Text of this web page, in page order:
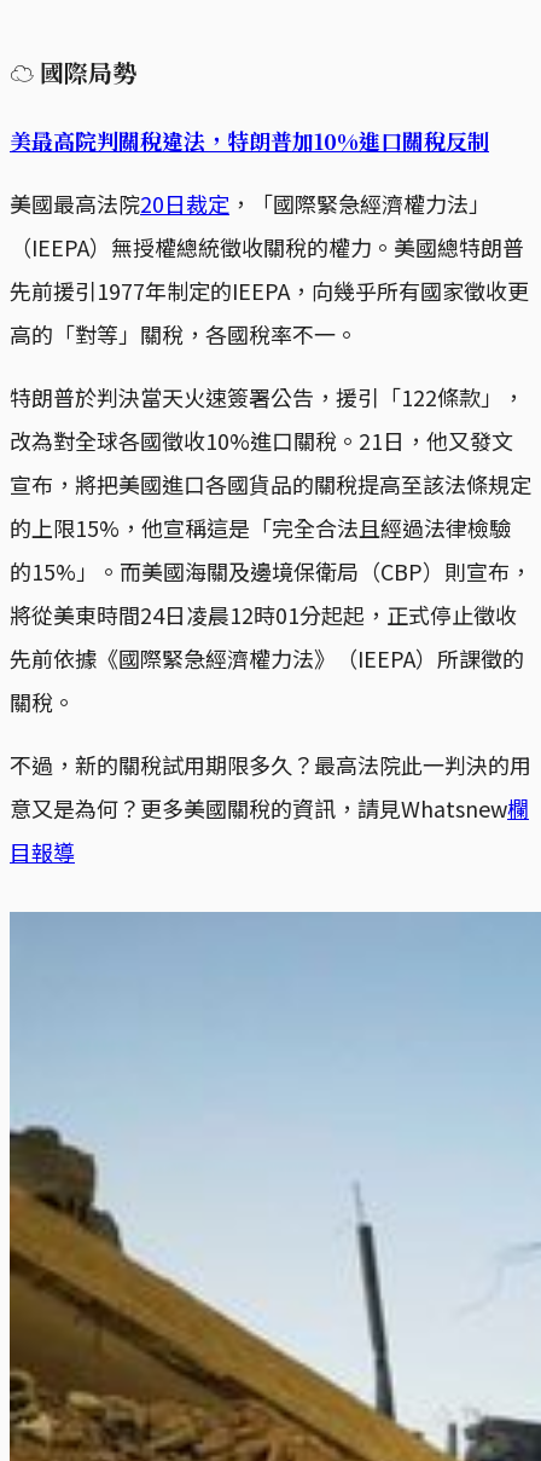
☁ 國際局勢
美最高院判關稅違法，特朗普加10%進口關稅反制
美國最高法院20日裁定 ，「國際緊急經濟權力法」
（IEEPA）無授權總統徵收關稅的權力。美國總特朗普
先前援引1977年制定的IEEPA，向幾乎所有國家徵收更
高的「對等」關稅，各國稅率不一。
特朗普於判決當天火速簽署公告，援引「122條款」，
改為對全球各國徵收10%進口關稅。21日，他又發文
宣布，將把美國進口各國貨品的關稅提高至該法條規定
的上限15%，他宣稱這是「完全合法且經過法律檢驗
的15%」。而美國海關及邊境保衛局（CBP）則宣布，
將從美東時間24日凌晨12時01分起起，正式停止徵收
先前依據《國際緊急經濟權力法》（IEEPA）所課徵的
關稅。
不過，新的關稅試用期限多久？最高法院此一判決的用
意又是為何？更多美國關稅的資訊，請見Whatsnew欄
目報導